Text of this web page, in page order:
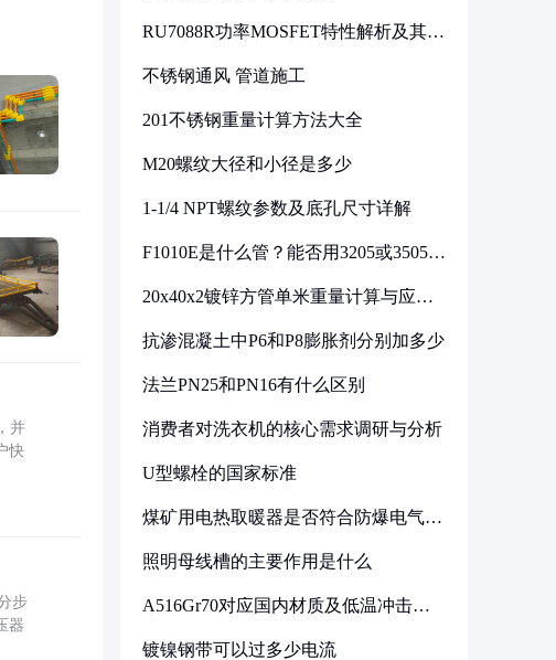
并
快
步
器
RU7088R功率MOSFET特性解析及其在
不锈钢通风 管道施工
201不锈钢重量计算方法大全
M20螺纹大径和小径是多少
1-1/4 NPT螺纹参数及底孔尺寸详解
F1010E是什么管？能否用3205或3505代
20x40x2镀锌方管单米重量计算与应用
抗渗混凝土中P6和P8膨胀剂分别加多少
法兰PN25和PN16有什么区别
消费者对洗衣机的核心需求调研与分析
U型螺栓的国家标准
煤矿用电热取暖器是否符合防爆电气设
照明母线槽的主要作用是什么
A516Gr70对应国内材质及低温冲击要
镀镍钢带可以过多少电流